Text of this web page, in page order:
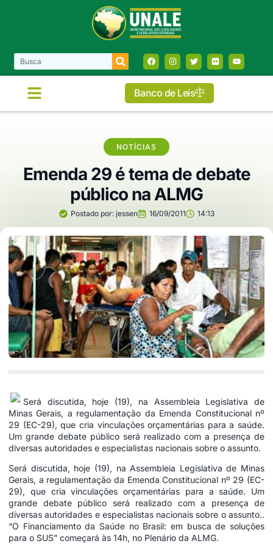
Banco de Leis
NOTÍCIAS
Emenda 29 é tema de debate
público na ALMG
Postado por:jessen 16/09/2011 14:13
Será discutida, hoje (19), na Assembleia Legislativa de
Minas Gerais, a regulamentação da Emenda Constitucional nº
29 (EC-29), que cria vinculações orçamentárias para a saúde.
Um grande debate público será realizado com a presença de
diversas autoridades e especialistas nacionais sobre o assunto.
Será discutida, hoje (19), na Assembleia Legislativa de Minas
Gerais, a regulamentação da Emenda Constitucional nº 29 (EC-
29), que cria vinculações orçamentárias para a saúde. Um
grande debate público será realizado com a presença de
diversas autoridades e especialistas nacionais sobre o assunto..
“O Financiamento da Saúde no Brasil: em busca de soluções
para o SUS” começará às 14h, no Plenário da ALMG.